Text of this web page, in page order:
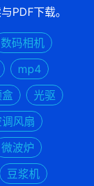
PDF下载。
数码相机
mp4
光驱
调风扇
微波炉
豆浆机